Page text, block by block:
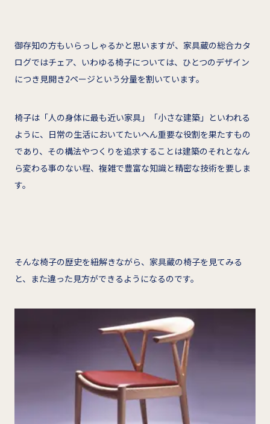
御存知の方もいらっしゃるかと思いますが、家具蔵の総合カタ
ログではチェア、いわゆる椅子については、ひとつのデザイン
につき見開き2ページという分量を割いています。
椅子は「人の身体に最も近い家具」「小さな建築」といわれる
ように、日常の生活においてたいへん重要な役割を果たすもの
であり、その構法やつくりを追求することは建築のそれとなん
ら変わる事のない程、複雑で豊富な知識と精密な技術を要しま
す。
そんな椅子の歴史を紐解きながら、家具蔵の椅子を見てみる
と、また違った見方ができるようになるのです。